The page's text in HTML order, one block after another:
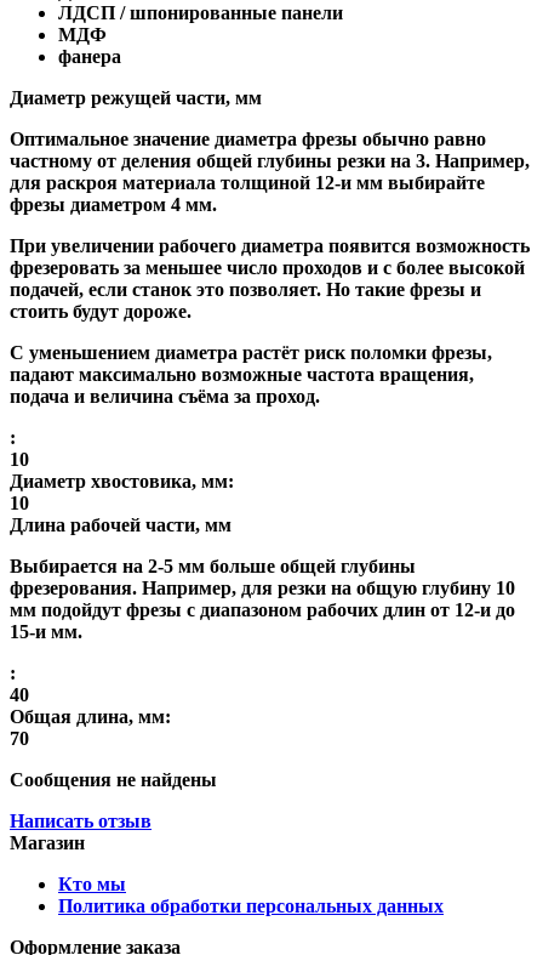
ЛДСП / шпонированные панели
МДФ
фанера
Диаметр режущей части, мм
Оптимальное значение диаметра фрезы обычно равно
частному от деления общей глубины резки на 3. Например,
для раскроя материала толщиной 12-и мм выбирайте
фрезы диаметром 4 мм.
При увеличении рабочего диаметра появится возможность
фрезеровать за меньшее число проходов и с более высокой
подачей, если станок это позволяет. Но такие фрезы и
стоить будут дороже.
С уменьшением диаметра растёт риск поломки фрезы,
падают максимально возможные частота вращения,
подача и величина съёма за проход.
:
10
Диаметр хвостовика, мм:
10
Длина рабочей части, мм
Выбирается на 2-5 мм больше общей глубины
фрезерования. Например, для резки на общую глубину 10
мм подойдут фрезы с диапазоном рабочих длин от 12-и до
15-и мм.
:
40
Общая длина, мм:
70
Сообщения не найдены
Написать отзыв
Магазин
Кто мы
Политика обработки персональных данных
Оформление заказа